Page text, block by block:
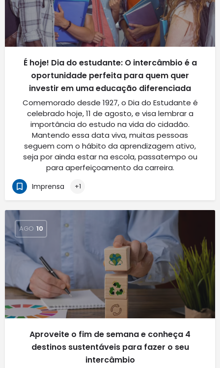
É hoje! Dia do estudante: O intercâmbio é a
oportunidade perfeita para quem quer
investir em uma educação diferenciada
Comemorado desde 1927, o Dia do Estudante é
celebrado hoje, 11 de agosto, e visa lembrar a
importância do estudo na vida do cidadão.
Mantendo essa data viva, muitas pessoas
seguem com o hábito da aprendizagem ativo,
seja por ainda estar na escola, passatempo ou
para aperfeiçoamento da carreira.
Imprensa +1
AGO 10
Aproveite o fim de semana e conheça 4
destinos sustentáveis para fazer o seu
intercâmbio